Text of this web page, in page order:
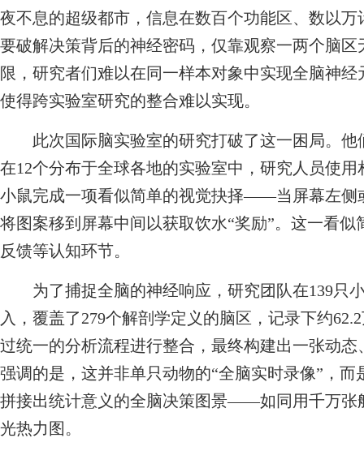
夜不息的超级都市，信息在数百个功能区、数以
要破解决策背后的神经密码，仅靠观察一两个脑
限，研究者们难以在同一样本对象中实现全脑神
使得跨实验室研究的整合难以实现。
此次国际脑实验室的研究打破了这一困局。他
在12个分布于全球各地的实验室中，研究人员使
小鼠完成一项看似简单的视觉抉择——当屏幕左侧
将图案移到屏幕中间以获取饮水“奖励”。这一看
反馈等认知环节。
为了捕捉全脑的神经响应，研究团队在139只
入，覆盖了279个解剖学定义的脑区，记录下约
过统一的分析流程进行整合，最终构建出一张动态
强调的是，这并非单只动物的“全脑实时录像”，
拼接出统计意义的全脑决策图景——如同用千万张
光热力图。